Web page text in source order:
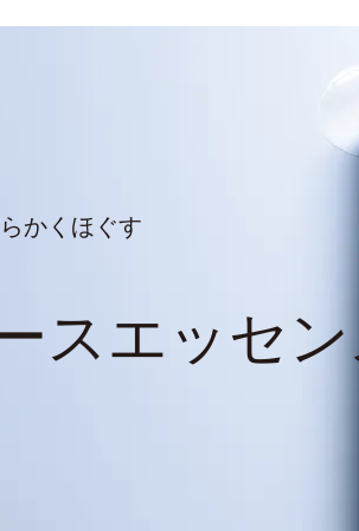
かくほぐす
スエッセ